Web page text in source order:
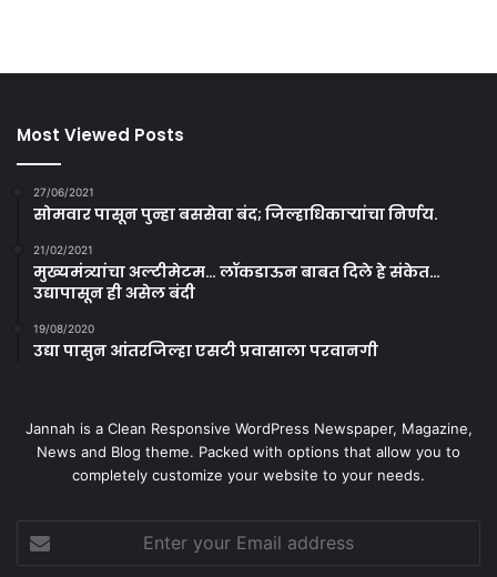
Most Viewed Posts
27/06/2021
सोमवार पासून पुन्हा बससेवा बंद; जिल्हाधिकाऱ्यांचा निर्णय.
21/02/2021
मुख्यमंत्र्यांचा अल्टीमेटम… लॉकडाऊन बाबत दिले हे संकेत…
उद्यापासून ही असेल बंदी
19/08/2020
उद्या पासुन आंतरजिल्हा एसटी प्रवासाला परवानगी
Jannah is a Clean Responsive WordPress Newspaper, Magazine,
News and Blog theme. Packed with options that allow you to
completely customize your website to your needs.
your